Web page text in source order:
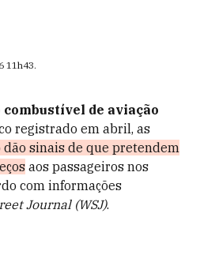
11h43.
combustível de aviação
registrado em abril, as
dão sinais de que pretendem
aos passageiros nos
com informações
Journal (WSJ).